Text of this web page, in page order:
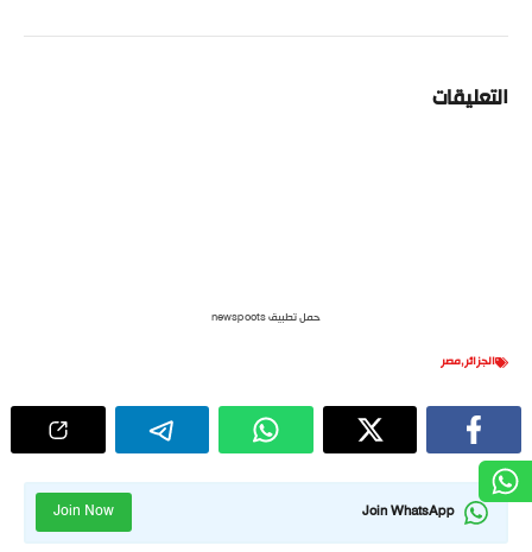
التعليقات
حمل تطبيق newspoots
الجزائر,مصر
Join WhatsApp
Join Now